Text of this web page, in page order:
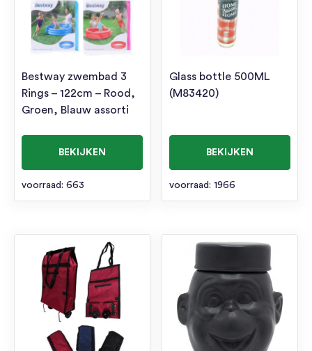
Bestway zwembad 3
Rings – 122cm – Rood,
Groen, Blauw assorti
BEKIJKEN
voorraad: 663
Glass bottle 500ML
(M83420)
BEKIJKEN
voorraad: 1966